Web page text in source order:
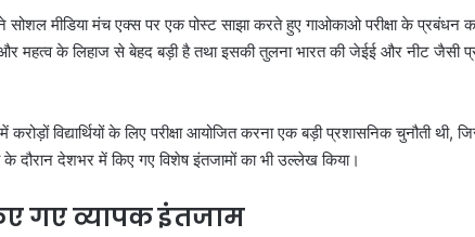
ने सोशल मीडिया मंच एक्स पर एक पोस्ट साझा करते हुए गाओकाओ परीक्षा के प्रबंधन
और महत्व के लिहाज से बेहद बड़ी है तथा इसकी तुलना भारत की जेईई और नीट जैसी
विद्यार्थियों के लिए परीक्षा आयोजित करना एक बड़ी प्रशासनिक चुनौती थी,
के दौरान देशभर में किए गए विशेष इंतजामों का भी उल्लेख किया।
गए व्यापक इंतजाम